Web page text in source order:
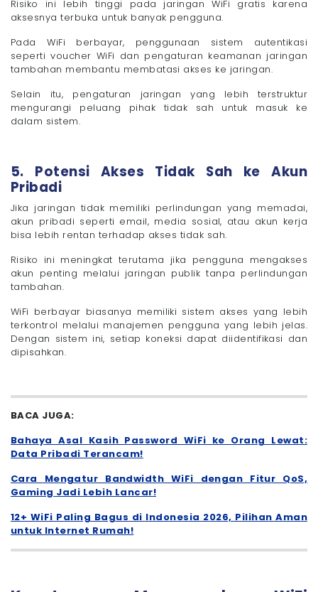
Risiko ini lebih tinggi pada jaringan WiFi gratis karena
aksesnya terbuka untuk banyak pengguna.
Pada WiFi berbayar, penggunaan sistem autentikasi
seperti voucher WiFi dan pengaturan keamanan jaringan
tambahan membantu membatasi akses ke jaringan.
Selain itu, pengaturan jaringan yang lebih terstruktur
mengurangi peluang pihak tidak sah untuk masuk ke
dalam sistem.
5. Potensi Akses Tidak Sah ke Akun
Pribadi
Jika jaringan tidak memiliki perlindungan yang memadai,
akun pribadi seperti email, media sosial, atau akun kerja
bisa lebih rentan terhadap akses tidak sah.
Risiko ini meningkat terutama jika pengguna mengakses
akun penting melalui jaringan publik tanpa perlindungan
tambahan.
WiFi berbayar biasanya memiliki sistem akses yang lebih
terkontrol melalui manajemen pengguna yang lebih jelas.
Dengan sistem ini, setiap koneksi dapat diidentifikasi dan
dipisahkan.
BACA JUGA:
Bahaya Asal Kasih Password WiFi ke Orang Lewat:
Data Pribadi Terancam!
Cara Mengatur Bandwidth WiFi dengan Fitur QoS,
Gaming Jadi Lebih Lancar!
12+ WiFi Paling Bagus di Indonesia 2026, Pilihan Aman
untuk Internet Rumah!